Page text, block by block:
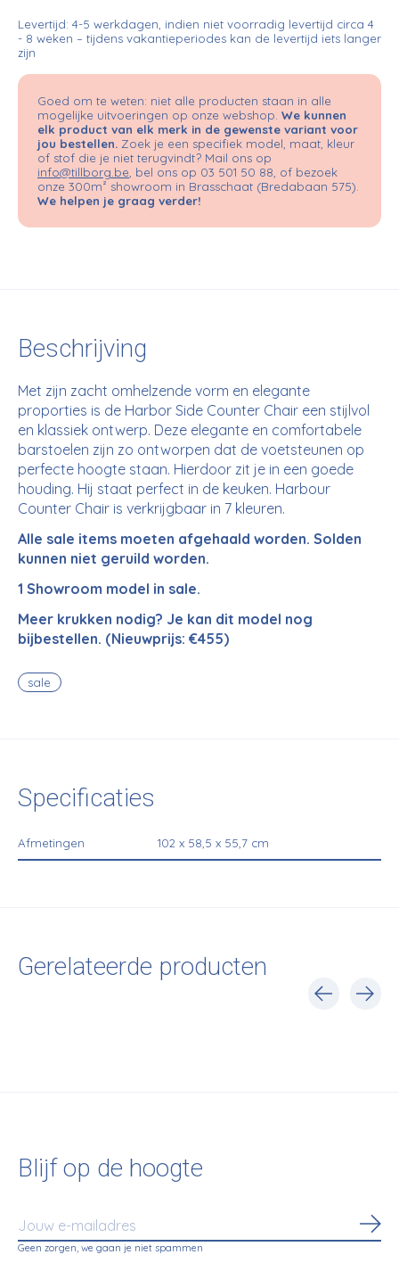
Levertijd: 4-5 werkdagen, indien niet voorradig levertijd circa 4
- 8 weken – tijdens vakantieperiodes kan de levertijd iets langer
zijn
Goed om te weten: niet alle producten staan in alle
mogelijke uitvoeringen op onze webshop. We kunnen
elk product van elk merk in de gewenste variant voor
jou bestellen. Zoek je een specifiek model, maat, kleur
of stof die je niet terugvindt? Mail ons op
info@tillborg.be, bel ons op 03 501 50 88, of bezoek
onze 300m² showroom in Brasschaat (Bredabaan 575).
We helpen je graag verder!
Beschrijving
Met zijn zacht omhelzende vorm en elegante
proporties is de Harbor Side Counter Chair een stijlvol
en klassiek ontwerp. Deze elegante en comfortabele
barstoelen zijn zo ontworpen dat de voetsteunen op
perfecte hoogte staan. Hierdoor zit je in een goede
houding. Hij staat perfect in de keuken. Harbour
Counter Chair is verkrijgbaar in 7 kleuren.
Alle sale items moeten afgehaald worden. Solden
kunnen niet geruild worden.
1 Showroom model in sale.
Meer krukken nodig? Je kan dit model nog
bijbestellen. (Nieuwprijs: €455)
sale
Specificaties
Afmetingen 102 x 58,5 x 55,7 cm
Gerelateerde producten
Blijf op de hoogte
Geen zorgen, we gaan je niet spammen